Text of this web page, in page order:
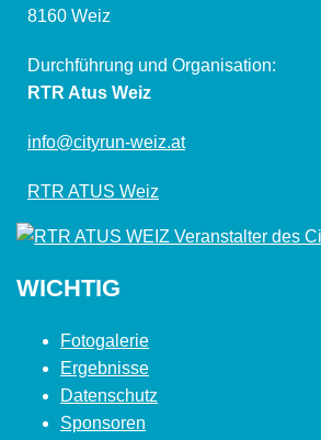
8160 Weiz
Durchführung und Organisation:
RTR Atus Weiz
info@cityrun-weiz.at
RTR ATUS Weiz
WICHTIG
Fotogalerie
Ergebnisse
Datenschutz
Sponsoren